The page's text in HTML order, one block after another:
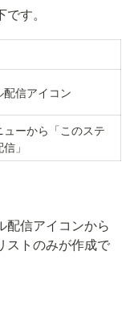
す。
信アイコン
ーから「このステ
」
配信アイコンから
ストのみが作成で